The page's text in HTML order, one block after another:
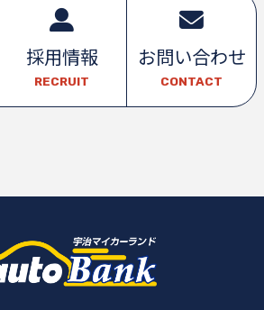
採用情報
RECRUIT
お問い合わせ
CONTACT